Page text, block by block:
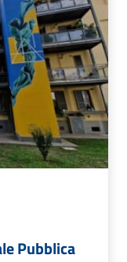
Pubblica